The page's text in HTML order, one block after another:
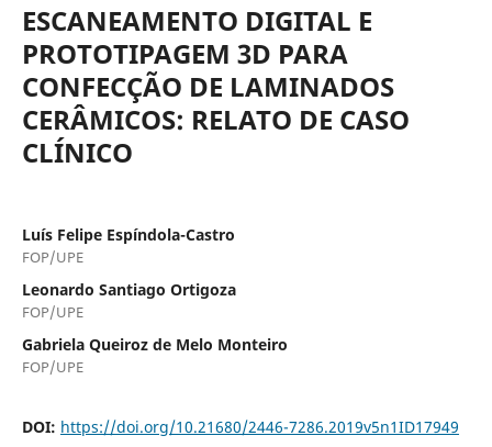
ESCANEAMENTO DIGITAL E
PROTOTIPAGEM 3D PARA
CONFECÇÃO DE LAMINADOS
CERÂMICOS: RELATO DE CASO
CLÍNICO
Luís Felipe Espíndola-Castro
FOP/UPE
Leonardo Santiago Ortigoza
FOP/UPE
Gabriela Queiroz de Melo Monteiro
FOP/UPE
DOI: https://doi.org/10.21680/2446-7286.2019v5n1ID17949